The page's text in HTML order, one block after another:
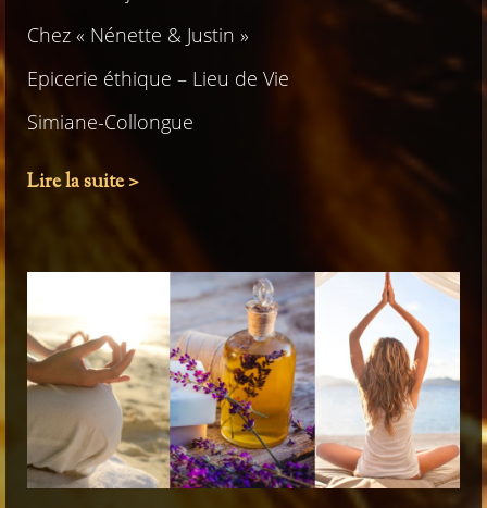
Chez « Nénette & Justin »
Epicerie éthique – Lieu de Vie
Simiane-Collongue
Lire la suite >